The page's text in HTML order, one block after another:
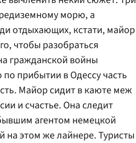
морю, а
отдыхающих, кстати, майор
чтобы разобраться
гражданской войны
прибытии в Одессу часть
Майор сидит в каюте меж
и счастье. Она следит
агентом немецкой
на этом же лайнере. Туристы